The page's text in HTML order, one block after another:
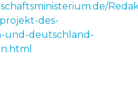
des-
und-deutschland-